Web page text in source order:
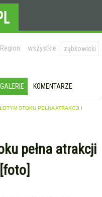
Region: wszystkie ząbkowicki
GALERIE KOMENTARZE
STOKU PEŁNA ATRAKCJI I
pełna atrakcji